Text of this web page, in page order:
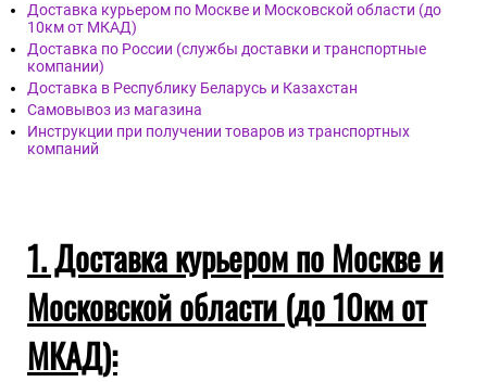
Доставка курьером по Москве и Московской области (до
10км от МКАД)
Доставка по России (службы доставки и транспортные
компании)
Доставка в Республику Беларусь и Казахстан
Самовывоз из магазина
Инструкции при получении товаров из транспортных
компаний
1. Доставка курьером по Москве и
Московской области (до 10км от
МКАД):